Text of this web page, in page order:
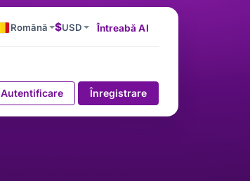
Română $USD Întreabă AI
Autentificare Înregistrare